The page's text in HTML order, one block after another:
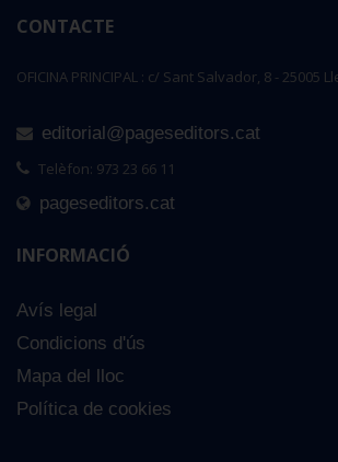
CONTACTE
OFICINA PRINCIPAL : c/ Sant Salvador, 8 - 25005
editorial@pageseditors.cat
Telèfon: 973 23 66 11
pageseditors.cat
INFORMACIÓ
Avís legal
Condicions d'ús
Mapa del lloc
Política de cookies